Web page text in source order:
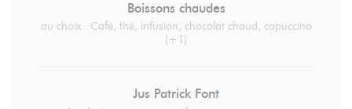
Boissons chaudes
au choix : Café, thé, infusion, chocolat chaud, capuccino
(+1)
Jus Patrick Font